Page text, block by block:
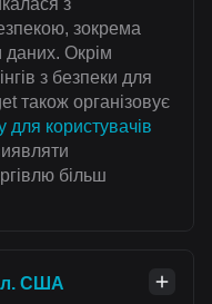
зокрема
даних. Окрім
з безпеки для
також організовує
для користувачів
більш
США